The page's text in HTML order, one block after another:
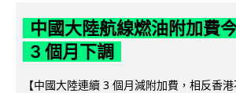
中國大陸航線燃油附加費
3 個月下調
【中國大陸連續 3 個月減附加費，相反香